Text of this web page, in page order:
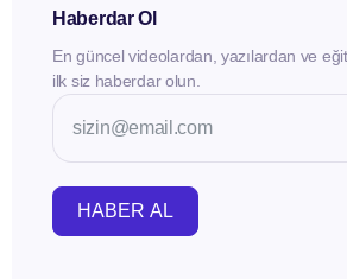
Haberdar Ol
En güncel videolardan, yazılardan ve
ilk siz haberdar olun.
HABER AL